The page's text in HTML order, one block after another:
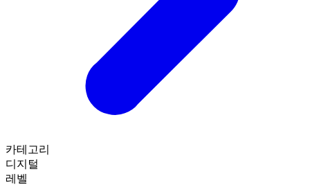
카테고리
디지털
레벨